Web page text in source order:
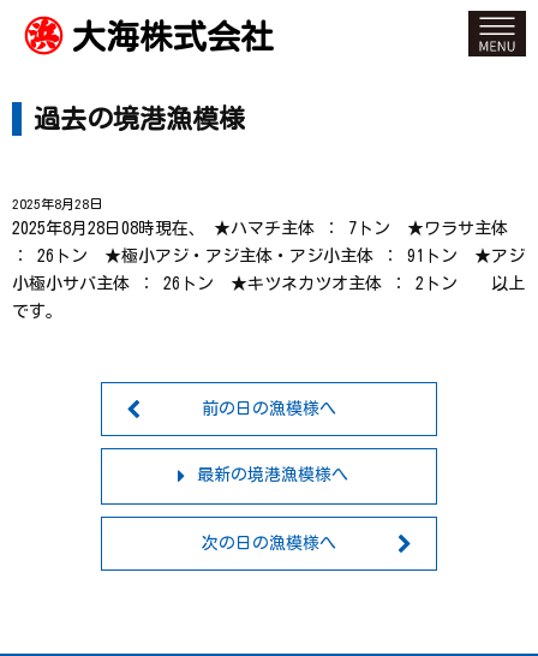
大海株式会社
過去の境港漁模様
2025年8月28日
2025年8月28日08時現在、 ★ハマチ主体 ： 7トン ★ワラサ主体
： 26トン ★極小アジ・アジ主体・アジ小主体 ： 91トン ★アジ
小極小サバ主体 ： 26トン ★キツネカツオ主体 ： 2トン 以上
です。
前の日の漁模様へ
最新の境港漁模様へ
次の日の漁模様へ